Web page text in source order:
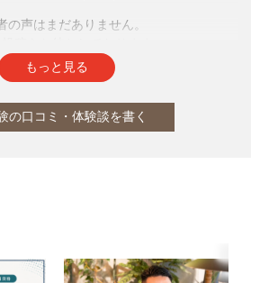
の声はまだありません。
もっと見る
の口コミ・体験談を書く